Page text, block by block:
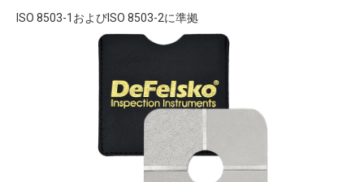
ISO 8503-1およびISO 8503-2に準拠